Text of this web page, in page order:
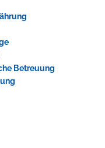
Betreuung